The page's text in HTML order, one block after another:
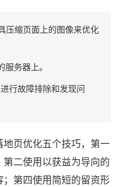
压缩页面上的图像来优化
务器上。
行故障排除和发现问
页优化五个技巧，第一
二使用以获益为导向的
第四使用简短的留资形